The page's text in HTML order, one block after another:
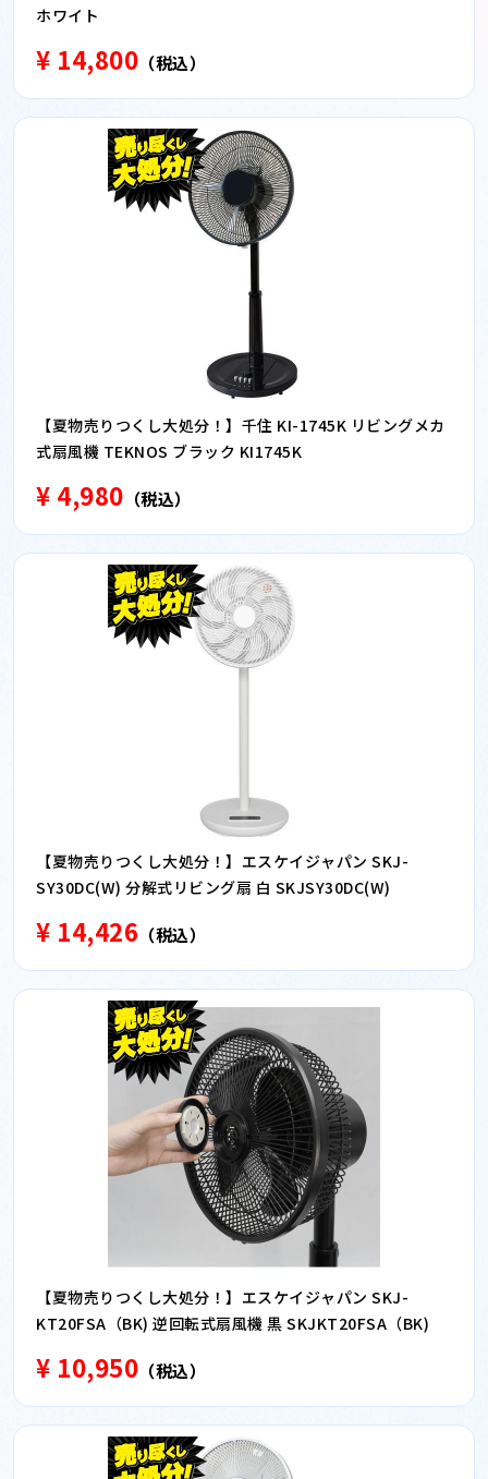
ホワイト
¥ 14,800 （税込）
【夏物売りつくし大処分！】千住 KI-1745K リビングメカ
式扇風機 TEKNOS ブラック KI1745K
¥ 4,980 （税込）
【夏物売りつくし大処分！】エスケイジャパン SKJ-
SY30DC(W) 分解式リビング扇 白 SKJSY30DC(W)
¥ 14,426 （税込）
【夏物売りつくし大処分！】エスケイジャパン SKJ-
KT20FSA（BK) 逆回転式扇風機 黒 SKJKT20FSA（BK)
¥ 10,950 （税込）